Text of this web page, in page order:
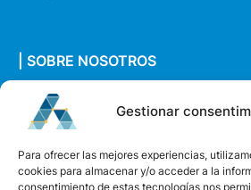
Gestionar
Para ofrecer las mejores experiencias,
cookies para almacenar y/o acceder a la
consentimiento de estas tecnologías nos
| SOBRE NOSOTROS
Quiénes somos
Envíanos un mensaje